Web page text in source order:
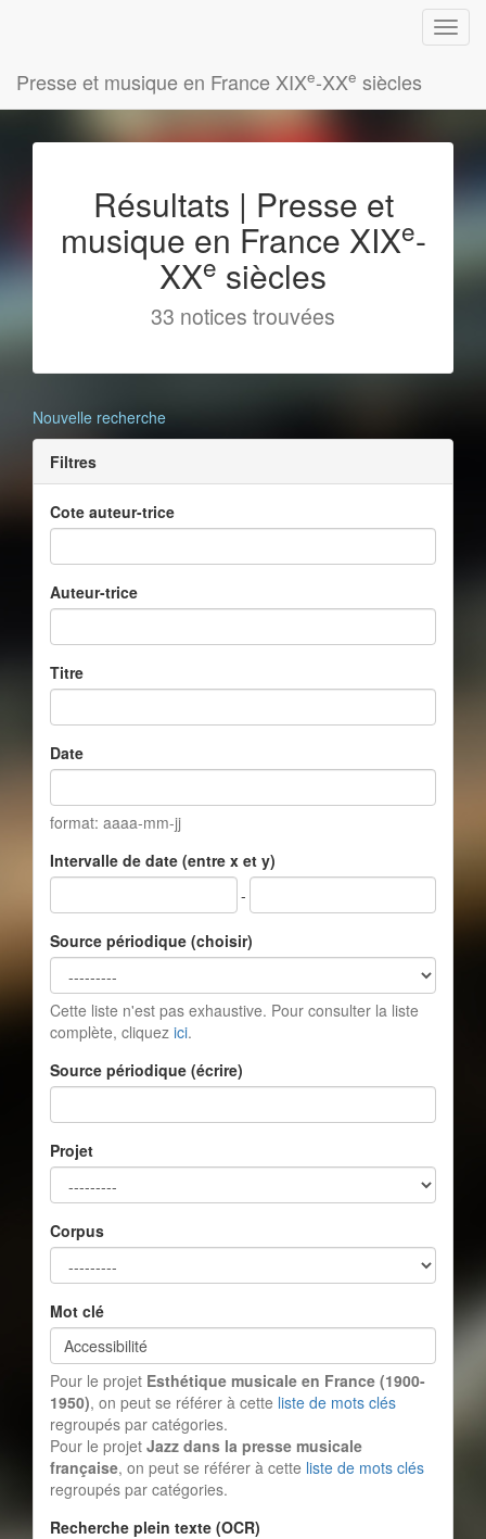
Presse et musique en France XIXe-XXe siècles
Résultats | Presse et
musique en France XIXe-
XXe siècles
33 notices trouvées
Nouvelle recherche
Filtres
Cote auteur-trice
Auteur-trice
Titre
Date
format: aaaa-mm-jj
Intervalle de date (entre x et y)
-
Source périodique (choisir)
Cette liste n'est pas exhaustive. Pour consulter la liste
complète, cliquez ici.
Source périodique (écrire)
Projet
Corpus
Mot clé
Pour le projet Esthétique musicale en France (1900-
1950), on peut se référer à cette liste de mots clés
regroupés par catégories.
Pour le projet Jazz dans la presse musicale
française, on peut se référer à cette liste de mots clés
regroupés par catégories.
Recherche plein texte (OCR)